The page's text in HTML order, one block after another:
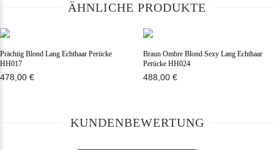
ÄHNLICHE PRODUKTE
Prächtig Blond Lang Echthaar Perücke
HH017
478,00 €
Braun Ombre Blond Sexy Lang Echthaar
Perücke HH024
488,00 €
KUNDENBEWERTUNG